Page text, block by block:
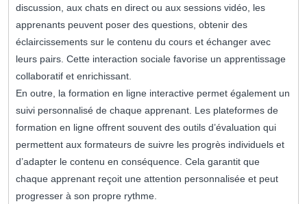
discussion, aux chats en direct ou aux sessions vidéo, les
apprenants peuvent poser des questions, obtenir des
éclaircissements sur le contenu du cours et échanger avec
leurs pairs. Cette interaction sociale favorise un apprentissage
collaboratif et enrichissant.
En outre, la formation en ligne interactive permet également un
suivi personnalisé de chaque apprenant. Les plateformes de
formation en ligne offrent souvent des outils d’évaluation qui
permettent aux formateurs de suivre les progrès individuels et
d’adapter le contenu en conséquence. Cela garantit que
chaque apprenant reçoit une attention personnalisée et peut
progresser à son propre rythme.